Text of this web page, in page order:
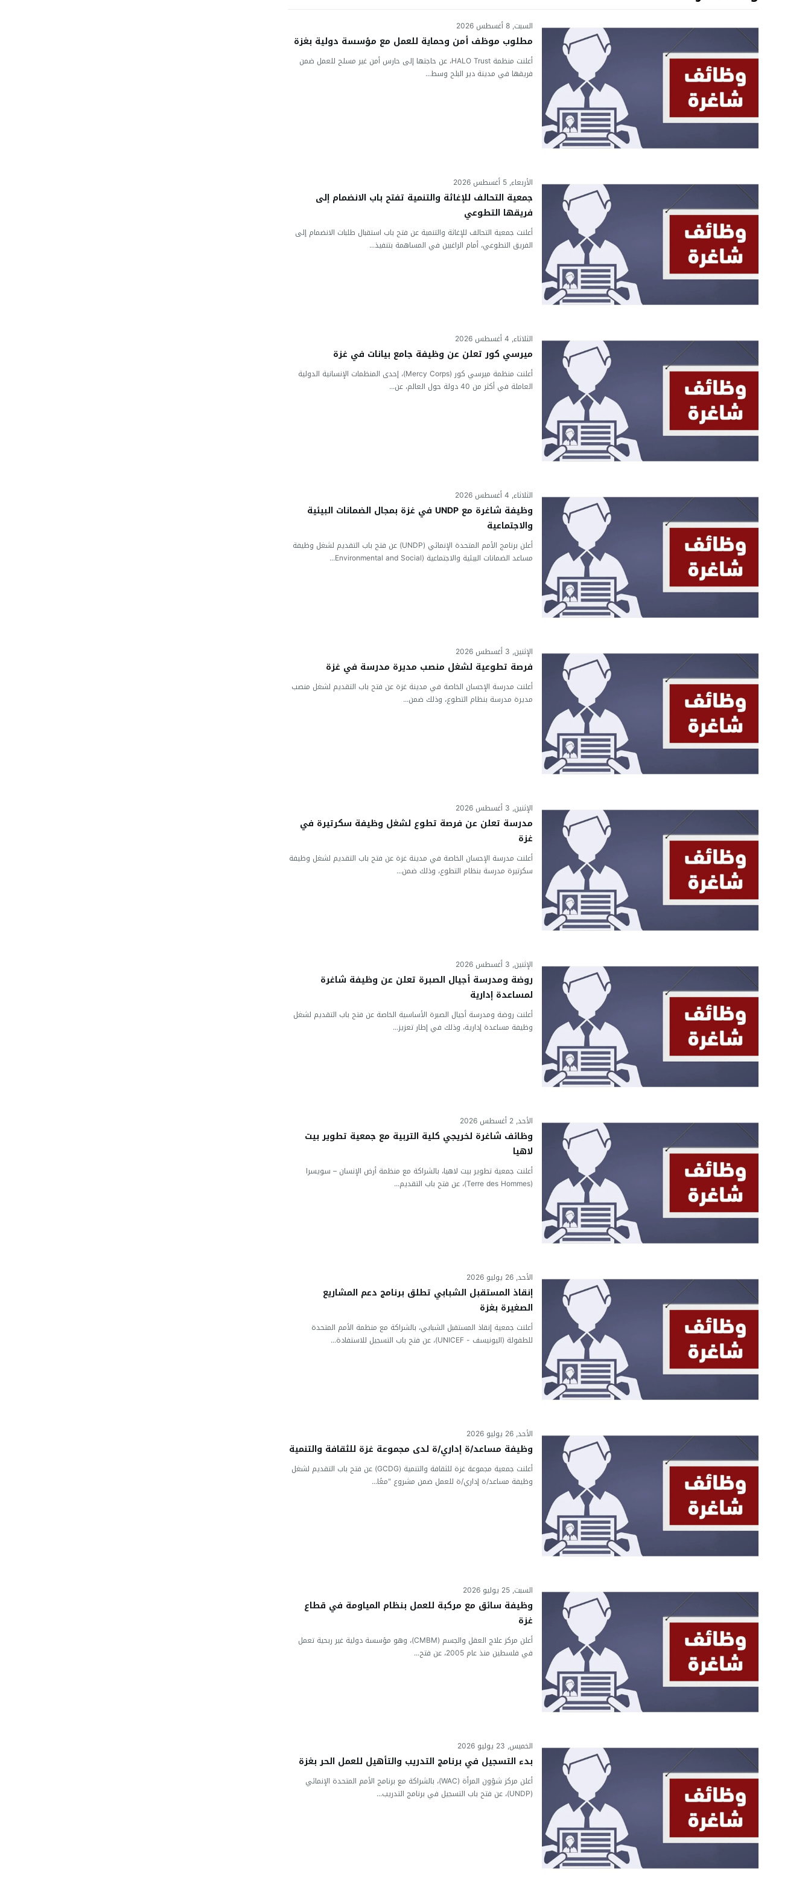
السبت, 8 أغسطس 2026
مطلوب موظف أمن وحماية للعمل مع مؤسسة دولية بغزة
أعلنت منظمة HALO Trust، عن حاجتها إلى حارس أمن غير مسلح للعمل ضمن
فريقها في مدينة دير البلح وسط...
الأربعاء, 5 أغسطس 2026
جمعية التحالف للإغاثة والتنمية تفتح باب الانضمام إلى
فريقها التطوعي
أعلنت جمعية التحالف للإغاثة والتنمية عن فتح باب استقبال طلبات الانضمام إلى
الفريق التطوعي، أمام الراغبين في المساهمة بتنفيذ...
الثلاثاء, 4 أغسطس 2026
ميرسي كور تعلن عن وظيفة جامع بيانات في غزة
أعلنت منظمة ميرسي كور (Mercy Corps)، إحدى المنظمات الإنسانية الدولية
العاملة في أكثر من 40 دولة حول العالم، عن...
الثلاثاء, 4 أغسطس 2026
وظيفة شاغرة مع UNDP في غزة بمجال الضمانات البيئية
والاجتماعية
أعلن برنامج الأمم المتحدة الإنمائي (UNDP) عن فتح باب التقديم لشغل وظيفة
مساعد الضمانات البيئية والاجتماعية (Environmental and Social...
الإثنين, 3 أغسطس 2026
فرصة تطوعية لشغل منصب مديرة مدرسة في غزة
أعلنت مدرسة الإحسان الخاصة في مدينة غزة عن فتح باب التقديم لشغل منصب
مديرة مدرسة بنظام التطوع، وذلك ضمن...
الإثنين, 3 أغسطس 2026
مدرسة تعلن عن فرصة تطوع لشغل وظيفة سكرتيرة في
غزة
أعلنت مدرسة الإحسان الخاصة في مدينة غزة عن فتح باب التقديم لشغل وظيفة
سكرتيرة مدرسة بنظام التطوع، وذلك ضمن...
الإثنين, 3 أغسطس 2026
روضة ومدرسة أجيال الصبرة تعلن عن وظيفة شاغرة
لمساعدة إدارية
أعلنت روضة ومدرسة أجيال الصبرة الأساسية الخاصة عن فتح باب التقديم لشغل
وظيفة مساعدة إدارية، وذلك في إطار تعزيز...
الأحد, 2 أغسطس 2026
وظائف شاغرة لخريجي كلية التربية مع جمعية تطوير بيت
لاهيا
أعلنت جمعية تطوير بيت لاهيا، بالشراكة مع منظمة أرض الإنسان – سويسرا
(Terre des Hommes)، عن فتح باب التقديم...
الأحد, 26 يوليو 2026
إنقاذ المستقبل الشبابي تطلق برنامج دعم المشاريع
الصغيرة بغزة
أعلنت جمعية إنقاذ المستقبل الشبابي، بالشراكة مع منظمة الأمم المتحدة
للطفولة (اليونيسف - UNICEF)، عن فتح باب التسجيل للاستفادة...
الأحد, 26 يوليو 2026
وظيفة مساعد/ة إداري/ة لدى مجموعة غزة للثقافة والتنمية
أعلنت جمعية مجموعة غزة للثقافة والتنمية (GCDG) عن فتح باب التقديم لشغل
وظيفة مساعد/ة إداري/ة للعمل ضمن مشروع "معًا...
السبت, 25 يوليو 2026
وظيفة سائق مع مركبة للعمل بنظام المياومة في قطاع
غزة
أعلن مركز علاج العقل والجسم (CMBM)، وهو مؤسسة دولية غير ربحية تعمل
في فلسطين منذ عام 2005، عن فتح...
الخميس, 23 يوليو 2026
بدء التسجيل في برنامج التدريب والتأهيل للعمل الحر بغزة
أعلن مركز شؤون المرأة (WAC)، بالشراكة مع برنامج الأمم المتحدة الإنمائي
(UNDP)، عن فتح باب التسجيل في برنامج التدريب...